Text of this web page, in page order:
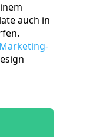
auch in
Marketing-